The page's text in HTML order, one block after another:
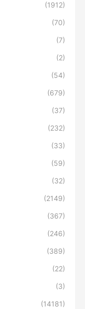
(1912)
(70)
(7)
(2)
(54)
(679)
(37)
(232)
(33)
(59)
(32)
(2149)
(367)
(246)
(389)
(22)
(3)
(14181)